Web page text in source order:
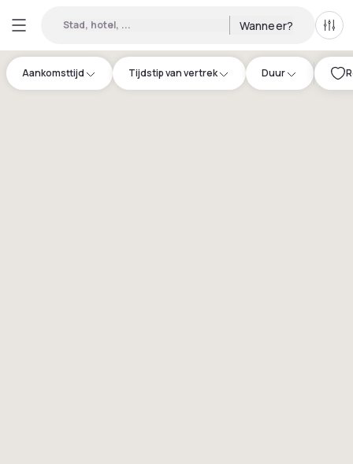
Stad, hotel, ... Wanneer?
Aankomsttijd Tijdstip van vertrek Duur